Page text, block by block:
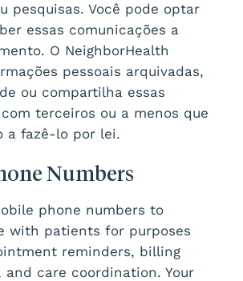
pesquisas. Você pode optar
essas comunicações a
O NeighborHealth
pessoais arquivadas,
ou compartilha essas
terceiros ou a menos que
a fazê-lo por lei.
Numbers
phone numbers to
with patients for purposes
reminders, billing
care coordination. Your